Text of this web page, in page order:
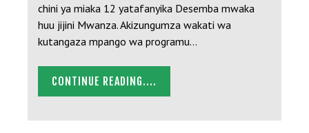
chini ya miaka 12 yatafanyika Desemba mwaka
huu jijini Mwanza. Akizungumza wakati wa
kutangaza mpango wa programu…
CONTINUE READING....